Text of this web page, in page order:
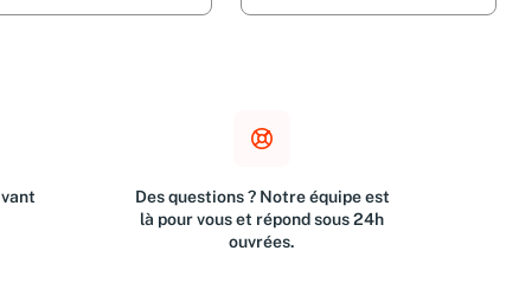
Des questions ? Notre équipe est
là pour vous et répond sous 24h
ouvrées.